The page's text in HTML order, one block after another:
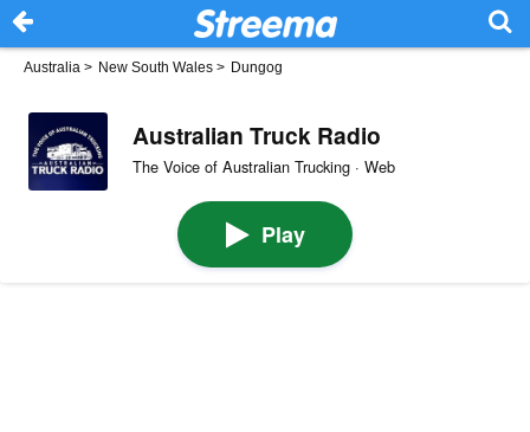
Australia > New South Wales > Dungog
Australian Truck Radio
The Voice of Australian Trucking · Web
Play